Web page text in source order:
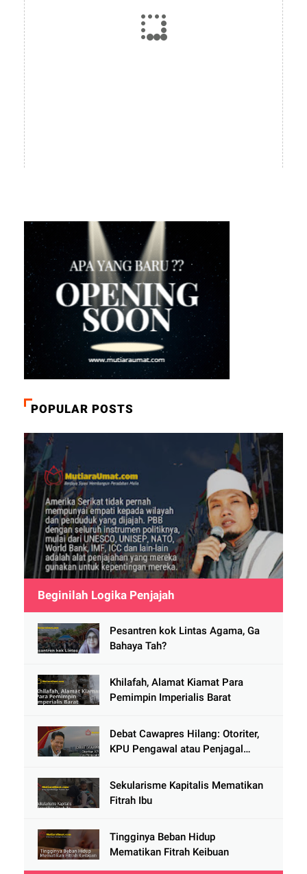
POPULAR POSTS
Beginilah Logika Penjajah
Pesantren kok Lintas Agama, Ga
Bahaya Tah?
Khilafah, Alamat Kiamat Para
Pemimpin Imperialis Barat
Debat Cawapres Hilang: Otoriter,
KPU Pengawal atau Penjagal
Sekularisme Kapitalis Mematikan
Fitrah Ibu
Tingginya Beban Hidup
Mematikan Fitrah Keibuan